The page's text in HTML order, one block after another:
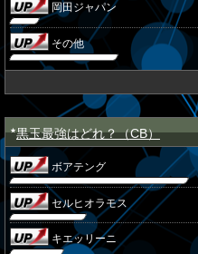
岡田ジャパン
その他
★黒玉最強はどれ？（CB）
ボアテング
セルヒオラモス
キエッリーニ